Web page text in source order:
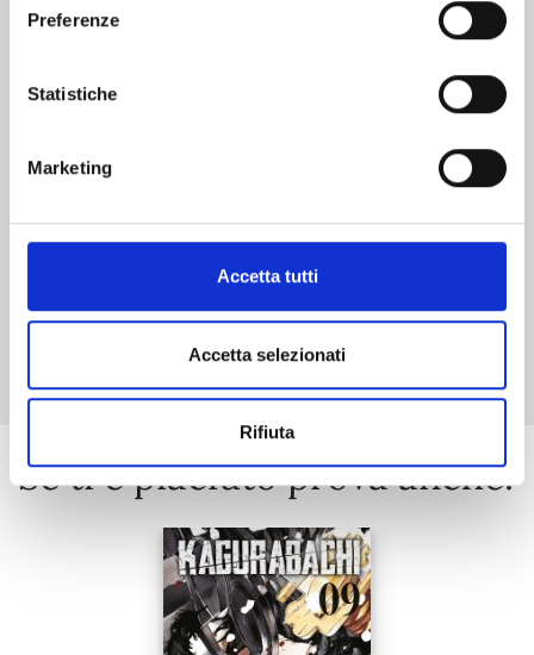
Preferenze
Statistiche
Marketing
Accetta tutti
Accetta selezionati
Rifiuta
Mostra tutto
Se ti è piaciuto prova anche: